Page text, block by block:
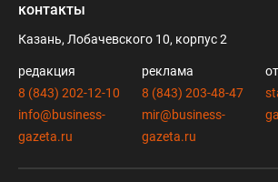
контакты
Казань, Лобачевского 10, корпус 2
редакция
8 (843) 202-12-10
info@business-
gazeta.ru
реклама
8 (843) 203-48-47
mir@business-
gazeta.ru